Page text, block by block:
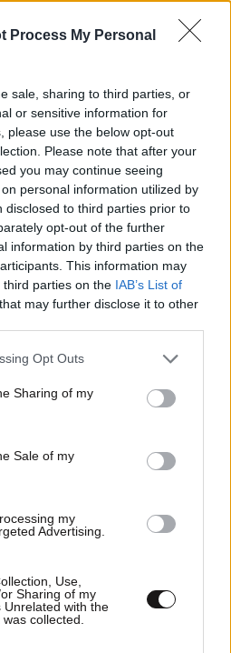
Process My Personal
sale, sharing to third parties, or
or sensitive information for
please use the below opt-out
Please note that after your
you may continue seeing
personal information utilized by
disclosed to third parties prior to
opt-out of the further
information by third parties on the
This information may
parties on the IAB’s List of
that may further disclose it to other
app uses one or more Google
behaviour. You may click to
and its third-party tags to
purposes in below Google
Opt Outs
Sharing of my
Sale of my
my
Advertising.
Use,
Sharing of my
Unrelated with the
collected.
τις καταδύσεις σε αυτά τα
για εντελώς άλλες
γεμίζουν με 200
αέρα.
24·03·2026 21:07
να πας σε αυτό
χωρίς μπουκάλες?που πας?
βίντεο στο YouTube.,εσύ
? Φυσικά και πας με
αυτές είναι γεμάτες με
πριν σχολιάσεις. Μιλάς με
Στο πηγάδι